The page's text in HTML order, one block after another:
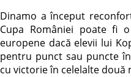
Dinamo a început
Cupa României poate fi
europene dacă elevii lui
pentru punct sau puncte
cu victorie în celelalte două